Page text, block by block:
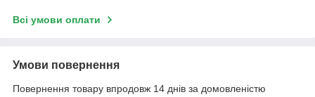
Всі умови оплати
Умови повернення
Повернення товару впродовж 14 днів за домовленістю